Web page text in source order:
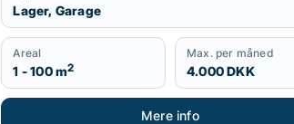
Lager, Garage
Areal
1 - 100 m2
Max. per måned
4.000 DKK
Mere info